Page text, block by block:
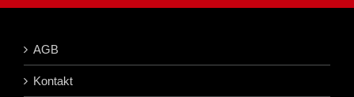
AGB
Kontakt